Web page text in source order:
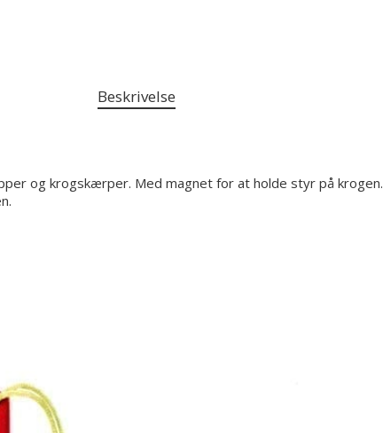
Beskrivelse
og krogskærper. Med magnet for at holde styr på krogen.